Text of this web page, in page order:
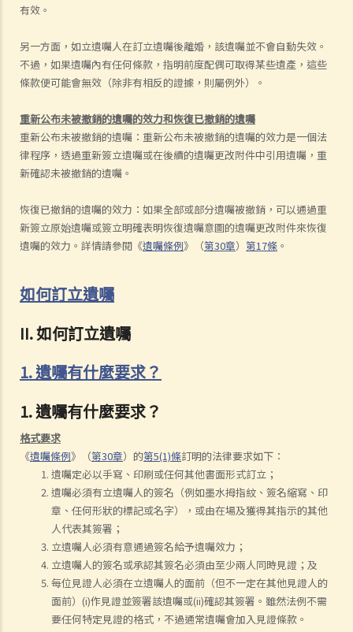
有效。
另一方面，如立遺囑人在訂立遺囑後離婚，該遺囑並不會自動失效。
不過，如果遺囑內有任何條款，指明前度配偶可取得某些遺產，這些
條款便可能會無效（除非有相反的證據，則屬例外）。
重新公布未被撤銷的遺囑的效力和恢復已撤銷的遺囑
重新公布未被撤銷的遺囑：重新公布未被撤銷的遺囑的效力是一個法
律程序，透過重新簽立遺囑或在後續的遺囑更改附件中引用遺囑，重
新確認未被撤銷的遺囑。
恢復已撤銷的遺囑的效力：如果全部或部分遺囑被撤銷，可以通過重
新簽立原始遺囑或簽立明確表明恢復遺囑意圖的遺囑更改附件來恢復
遺囑的效力。詳情請參閱《遺囑條例》（第30章） 第17條 。
如何訂立遺囑
II. 如何訂立遺囑
1. 遺囑有什麼要求？
1. 遺囑有什麼要求？
格式要求
《遺囑條例》（第30章）的第5(1)條訂明的法律要求如下：
遺囑定必以手寫、印刷或任何其他書面形式訂立；
遺囑必須有立遺囑人的簽名（例如墨水拇指紋、簽名縮寫、印
章、任何形狀的標記或名字），或由在場及獲得其指示的其他
人代表其簽署；
立遺囑人必須有意通過簽名給予遺囑效力；
立遺囑人的簽名或承認其簽名必須由至少兩人同時見證；及
每位見證人必須在立遺囑人的面前（但不一定在其他見證人的
面前）(i)作見證並簽署該遺囑或(ii)確認其簽署。雖然法例不需
要任何特定見證的格式，不過通常遺囑會加入見證條款。